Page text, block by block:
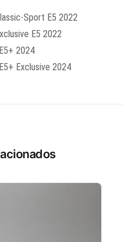
Sport E5 2022
E5 2022
2024
Exclusive 2024